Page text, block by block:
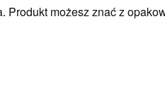
Produkt możesz znać z